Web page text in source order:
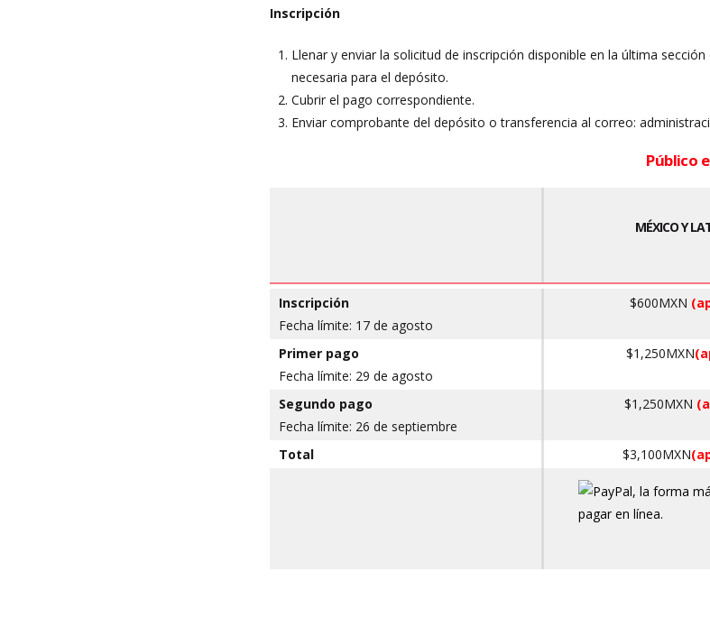
Inscripción
Llenar y enviar la solicitud de inscripción disponible en la última
necesaria para el depósito.
Cubrir el pago correspondiente.
Enviar comprobante del depósito o transferencia al correo:
Público
MÉXICO Y
Inscripción
Fecha límite: 17 de agosto
$600MXN
Primer pago
Fecha límite: 29 de agosto
$1,250MXN
Segundo pago
Fecha límite: 26 de septiembre
$1,250MXN
Total $3,100MXN